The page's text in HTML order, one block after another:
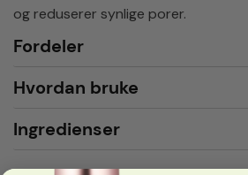
og reduserer synlige porer.
Fordeler
Hvordan bruke
Ingredienser